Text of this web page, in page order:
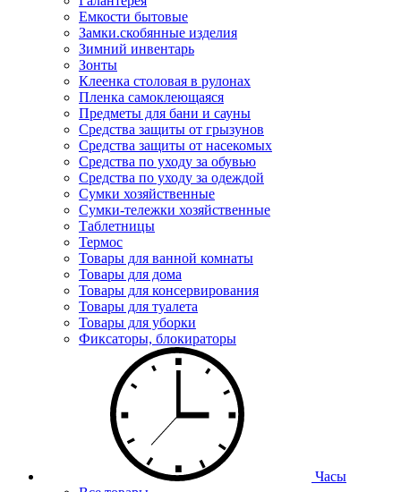
Емкости бытовые
Замки.скобянные изделия
Зимний инвентарь
Зонты
Клеенка столовая в рулонах
Пленка самоклеющаяся
Предметы для бани и сауны
Средства защиты от грызунов
Средства защиты от насекомых
Средства по уходу за обувью
Средства по уходу за одеждой
Сумки хозяйственные
Сумки-тележки хозяйственные
Таблетницы
Термос
Товары для ванной комнаты
Товары для дома
Товары для консервирования
Товары для туалета
Товары для уборки
Фиксаторы, блокираторы
Часы